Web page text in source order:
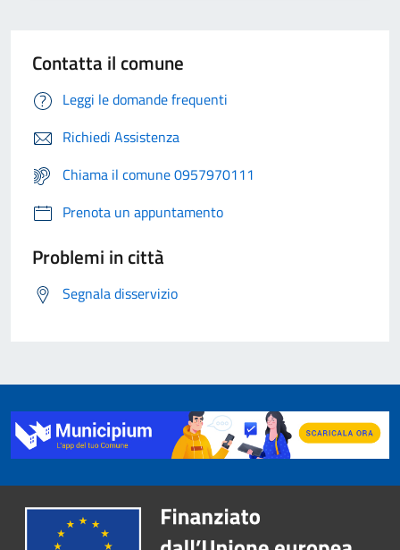
Contatta il comune
Leggi le domande frequenti
Richiedi Assistenza
Chiama il comune 0957970111
Prenota un appuntamento
Problemi in città
Segnala disservizio